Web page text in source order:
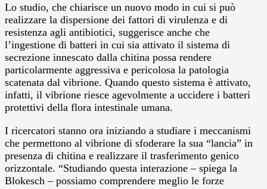
Lo studio, che chiarisce un nuovo modo in cui si può
realizzare la dispersione dei fattori di virulenza e di
resistenza agli antibiotici, suggerisce anche che
l’ingestione di batteri in cui sia attivato il sistema di
secrezione innescato dalla chitina possa rendere
particolarmente aggressiva e pericolosa la patologia
scatenata dal vibrione. Quando questo sistema è attivato,
infatti, il vibrione riesce agevolmente a uccidere i batteri
protettivi della flora intestinale umana.
I ricercatori stanno ora iniziando a studiare i meccanismi
che permettono al vibrione di sfoderare la sua “lancia” in
presenza di chitina e realizzare il trasferimento genico
orizzontale. “Studiando questa interazione – spiega la
Blokesch – possiamo comprendere meglio le forze